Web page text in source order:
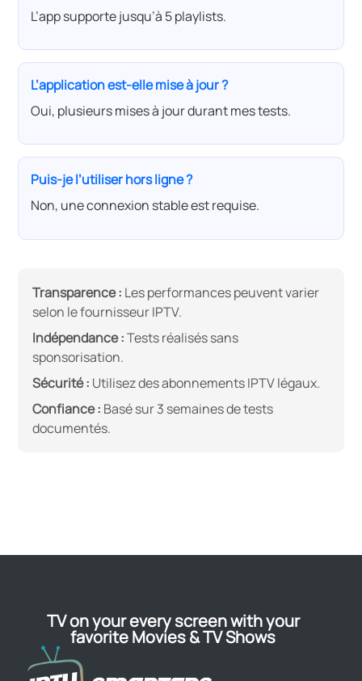
L’app supporte jusqu’à 5 playlists.
L’application est-elle mise à jour ?
Oui, plusieurs mises à jour durant mes tests.
Puis-je l’utiliser hors ligne ?
Non, une connexion stable est requise.
Transparence : Les performances peuvent varier
selon le fournisseur IPTV.
Indépendance :Tests réalisés sans
sponsorisation.
Sécurité : Utilisez des abonnements IPTV légaux.
Confiance : Basé sur 3 semaines de tests
documentés.
TV on your every screen with your
favorite Movies & TV Shows